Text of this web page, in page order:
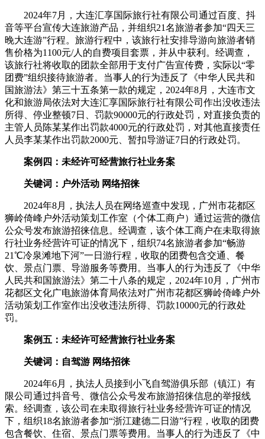
2024年7月，大连汇享国际旅行社有限公司通过百度、抖
音等平台宣传大连旅游产品，并组织21名旅游者参加“四天三
晚大连游”行程。旅游行程中，该旅行社安排导游向旅游者销
售价格为1100元/人的自费项目套票，并从中获利。经调查，
该旅行社将收取的团款全部用于支付广告宣传费，实际以“零
团费”组织接待旅游者。当事人的行为违反了《中华人民共和
国旅游法》第三十五条第一款的规定，2024年8月，大连市文
化和旅游局依法对大连汇享国际旅行社有限公司作出没收违法
所得、停业整顿7日、罚款90000元的行政处罚，对直接负责的
主管人员陈某某作出罚款4000元的行政处罚，对其他直接责任
人员李某某作出罚款2000元、暂扣导游证7日的行政处罚。
案例四：未经许可经营旅行社业务案
关键词：户外活动 网络招徕
2024年8月，执法人员在网络巡查中发现，广州市花都区
狮岭倚峰户外活动策划工作室（个体工商户）通过运营的微信
公众号发布旅游招徕信息。经调查，该个体工商户在未取得旅
行社业务经营许可证的情况下，组织74名旅游者参加“畅游
21℃冷泉滩地下河”一日游行程，收取的团费包含交通、餐
饮、景点门票、导游服务等费用。当事人的行为违反了《中华
人民共和国旅游法》第二十八条的规定，2024年10月，广州市
花都区文化广电旅游体育局依法对广州市花都区狮岭倚峰户外
活动策划工作室作出没收违法所得、罚款10000元的行政处
罚。
案例五：未经许可经营旅行社业务案
关键词：自驾游 网络招徕
2024年6月，执法人员接到小飞自驾游俱乐部（镇江）有
限公司通过抖音号、微信公众号发布旅游招徕信息的举报线
索。经调查，该公司在未取得旅行社业务经营许可证的情况
下，组织18名旅游者参加“浙江建德二日游”行程，收取的团费
包含餐饮、住宿、景点门票等费用。当事人的行为违反了《中